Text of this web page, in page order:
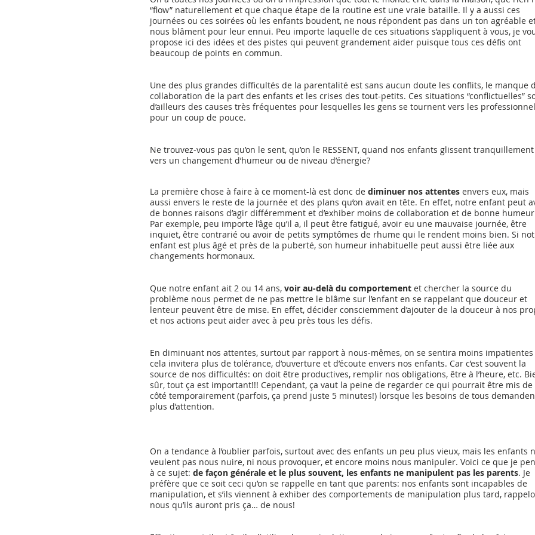
“flow” naturellement et que chaque étape de la routine est une vraie bataille. Il y a aussi ces
journées ou ces soirées où les enfants boudent, ne nous répondent pas dans un ton agréable
nous blâment pour leur ennui. Peu importe laquelle de ces situations s’appliquent à vous, je
propose ici des idées et des pistes qui peuvent grandement aider puisque tous ces défis ont
beaucoup de points en commun.
Une des plus grandes difficultés de la parentalité est sans aucun doute les conflits, le manque
collaboration de la part des enfants et les crises des tout-petits. Ces situations “conflictuelles”
d’ailleurs des causes très fréquentes pour lesquelles les gens se tournent vers les
pour un coup de pouce.
Ne trouvez-vous pas qu’on le sent, qu’on le RESSENT, quand nos enfants glissent tranquillement
vers un changement d’humeur ou de niveau d’énergie?
La première chose à faire à ce moment-là est donc de diminuer nos attentes envers eux, mais
aussi envers le reste de la journée et des plans qu’on avait en tête. En effet, notre enfant peut
de bonnes raisons d’agir différemment et d’exhiber moins de collaboration et de bonne
Par exemple, peu importe l’âge qu’il a, il peut être fatigué, avoir eu une mauvaise journée, être
inquiet, être contrarié ou avoir de petits symptômes de rhume qui le rendent moins bien. Si
enfant est plus âgé et près de la puberté, son humeur inhabituelle peut aussi être liée aux
changements hormonaux.
Que notre enfant ait 2 ou 14 ans, voir au-delà du comportement et chercher la source du
problème nous permet de ne pas mettre le blâme sur l’enfant en se rappelant que douceur et
lenteur peuvent être de mise. En effet, décider consciemment d’ajouter de la douceur à nos
et nos actions peut aider avec à peu près tous les défis.
En diminuant nos attentes, surtout par rapport à nous-mêmes, on se sentira moins
cela invitera plus de tolérance, d’ouverture et d’écoute envers nos enfants. Car c’est souvent la
source de nos difficultés: on doit être productives, remplir nos obligations, être à l’heure, etc.
sûr, tout ça est important!!! Cependant, ça vaut la peine de regarder ce qui pourrait être mis de
côté temporairement (parfois, ça prend juste 5 minutes!) lorsque les besoins de tous
plus d’attention.
On a tendance à l’oublier parfois, surtout avec des enfants un peu plus vieux, mais les enfants
veulent pas nous nuire, ni nous provoquer, et encore moins nous manipuler. Voici ce que je
à ce sujet: de façon générale et le plus souvent, les enfants ne manipulent pas les parents. Je
préfère que ce soit ceci qu’on se rappelle en tant que parents: nos enfants sont incapables de
manipulation, et s’ils viennent à exhiber des comportements de manipulation plus tard,
nous qu’ils auront pris ça… de nous!